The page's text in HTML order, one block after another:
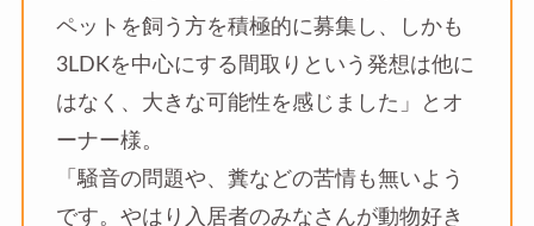
ペットを飼う方を積極的に募集し、しかも
3LDKを中心にする間取りという発想は他に
はなく、大きな可能性を感じました」とオ
ーナー様。
「騒音の問題や、糞などの苦情も無いよう
です。やはり入居者のみなさんが動物好き